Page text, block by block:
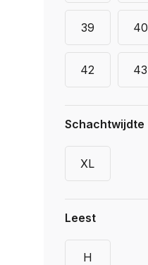
39 40
42 43
Schachtwijdte
XL
Leest
H